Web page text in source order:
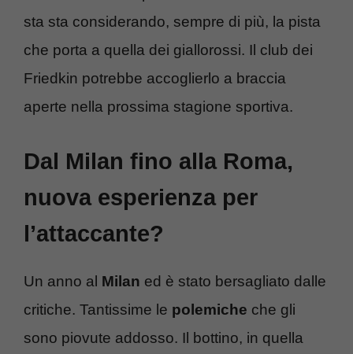
sta sta considerando, sempre di più, la pista
che porta a quella dei giallorossi. Il club dei
Friedkin potrebbe accoglierlo a braccia
aperte nella prossima stagione sportiva.
Dal Milan fino alla Roma,
nuova esperienza per
l’attaccante?
Un anno al Milan ed è stato bersagliato dalle
critiche. Tantissime le polemiche che gli
sono piovute addosso. Il bottino, in quella